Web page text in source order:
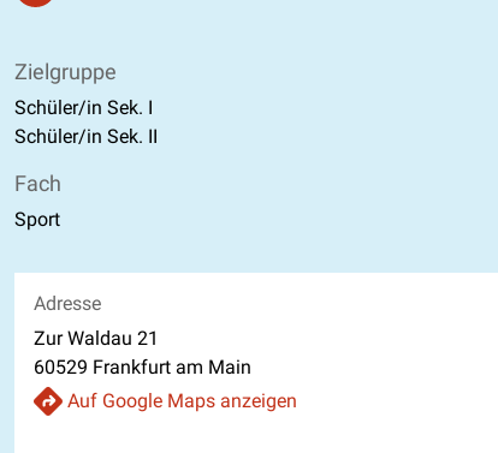
Zielgruppe
Schüler/in Sek. I
Schüler/in Sek. II
Fach
Sport
Adresse
Zur Waldau 21
60529 Frankfurt am Main
Auf Google Maps anzeigen